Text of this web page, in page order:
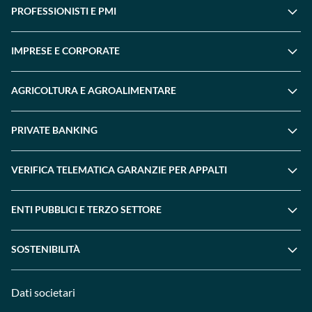
PROFESSIONISTI E PMI
IMPRESE E CORPORATE
AGRICOLTURA E AGROALIMENTARE
PRIVATE BANKING
VERIFICA TELEMATICA GARANZIE PER APPALTI
ENTI PUBBLICI E TERZO SETTORE
SOSTENIBILITÀ
Dati societari